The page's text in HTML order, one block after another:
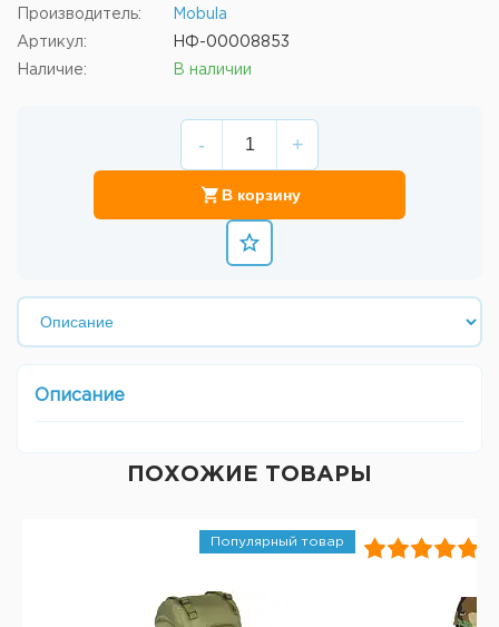
Производитель: Mobula
Артикул: НФ-00008853
Наличие: В наличии
- +
В корзину
Описание
ПОХОЖИЕ ТОВАРЫ
Популярный товар